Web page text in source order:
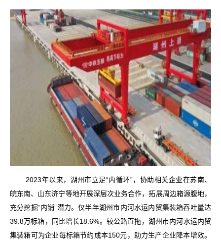
2023年以来，湖州市立足“内循环”，协助相关企业在苏南、
皖东南、山东济宁等地开展深层次业务合作，拓展周边箱源腹地，
充分挖掘“内销”潜力。仅半年湖州市内河水运内贸集装箱吞吐量达
39.8万标箱，同比增长18.6%。较公路直拖，湖州市内河水运内贸
集装箱可为企业每标箱节约成本150元，助力生产企业降本增效。